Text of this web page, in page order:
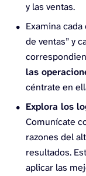
y las ventas.
Examina
de ventas” y
las
céntrate en
Explora los
Comunícate
razones del
resultados.
aplicar las